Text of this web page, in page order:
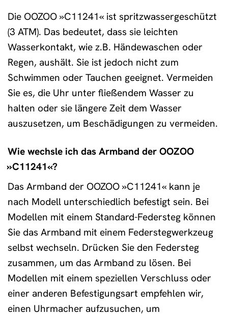
Die OOZOO »C11241« ist spritzwassergeschützt
(3 ATM). Das bedeutet, dass sie leichten
Wasserkontakt, wie z.B. Händewaschen oder
Regen, aushält. Sie ist jedoch nicht zum
Schwimmen oder Tauchen geeignet. Vermeiden
Sie es, die Uhr unter fließendem Wasser zu
halten oder sie längere Zeit dem Wasser
auszusetzen, um Beschädigungen zu vermeiden.
Wie wechsle ich das Armband der OOZOO
»C11241«?
Das Armband der OOZOO »C11241« kann je
nach Modell unterschiedlich befestigt sein. Bei
Modellen mit einem Standard-Federsteg können
Sie das Armband mit einem Federstegwerkzeug
selbst wechseln. Drücken Sie den Federsteg
zusammen, um das Armband zu lösen. Bei
Modellen mit einem speziellen Verschluss oder
einer anderen Befestigungsart empfehlen wir,
einen Uhrmacher aufzusuchen, um